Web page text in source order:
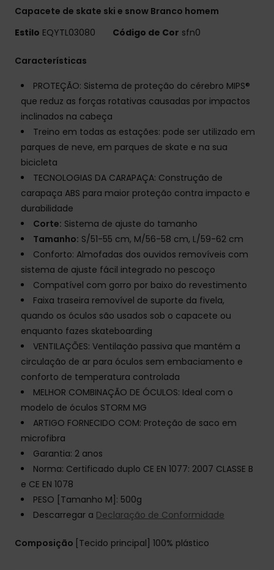
Capacete de skate ski e snow Branco homem
Estilo EQYTL03080 Código de Cor sfn0
Características
PROTEÇÃO: Sistema de proteção do cérebro MIPS®
que reduz as forças rotativas causadas por impactos
inclinados na cabeça
Treino em todas as estações: pode ser utilizado em
parques de neve, em parques de skate e na sua
bicicleta
TECNOLOGIAS DA CARAPAÇA: Construção de
carapaça ABS para maior proteção contra impacto e
durabilidade
Corte: Sistema de ajuste do tamanho
Tamanho: S/51-55 cm, M/56-58 cm, L/59-62 cm
Conforto: Almofadas dos ouvidos removíveis com
sistema de ajuste fácil integrado no pescoço
Compatível com gorro por baixo do revestimento
Faixa traseira removível de suporte da fivela,
quando os óculos são usados sob o capacete ou
enquanto fazes skateboarding
VENTILAÇÕES: Ventilação passiva que mantém a
circulação de ar para óculos sem embaciamento e
conforto de temperatura controlada
MELHOR COMBINAÇÃO DE ÓCULOS: Ideal com o
modelo de óculos STORM MG
ARTIGO FORNECIDO COM: Proteção de saco em
microfibra
Garantia: 2 anos
Norma: Certificado duplo CE EN 1077: 2007 CLASSE B
e CE EN 1078
PESO [Tamanho M]: 500g
Descarregar a Declaração de Conformidade
Composição [Tecido principal] 100% plástico